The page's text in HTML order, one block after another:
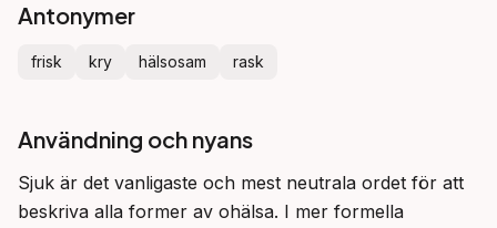
Antonymer
frisk kry hälsosam rask
Användning och nyans
Sjuk är det vanligaste och mest neutrala ordet för att
beskriva alla former av ohälsa. I mer formella